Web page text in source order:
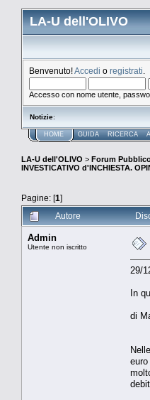
LA-U dell'OLIVO
Benvenuto!Accedi o registrati
Accesso con nome utente,
Notizie:
HOME GUIDA RICERCA
LA-U dell'OLIVO > Forum
INVESTICATIVO d'INCHIESTA.
Pagine: [1]
Autore
Admin
Utente non iscritto
29/
In
di